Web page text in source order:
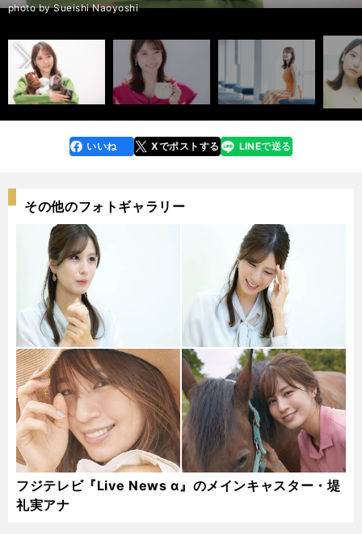
photo by Sueishi Naoyoshi
朝日杯FSの予想をこちら＞＞
朝日杯FSの予想をこちら＞＞
朝日杯FSの予想をこちら＞＞
faceboo
k
いいね Xでポストする
line LINEで送る
その他のフォトギャラリー
フジテレビ『Live News α』のメインキャスター・堤
礼実アナ